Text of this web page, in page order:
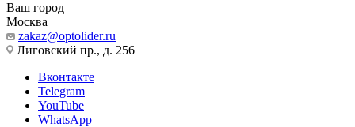
Ваш город
Москва
zakaz@optolider.ru
Лиговский пр., д. 256
Вконтакте
Telegram
YouTube
WhatsApp